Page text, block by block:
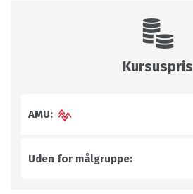
Kursuspris
AMU:
Uden for målgruppe: